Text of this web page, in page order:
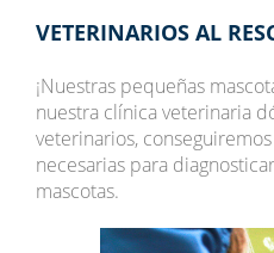
VETERINARIOS AL
¡Nuestras pequeñas
nuestra clínica veterinaria
veterinarios,
necesarias para
mascotas.